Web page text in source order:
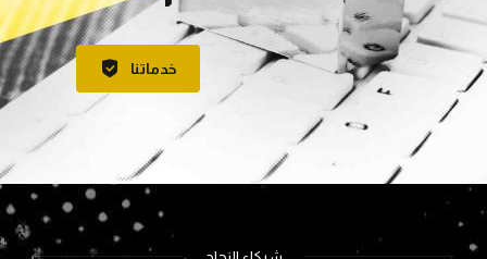
خدماتنا